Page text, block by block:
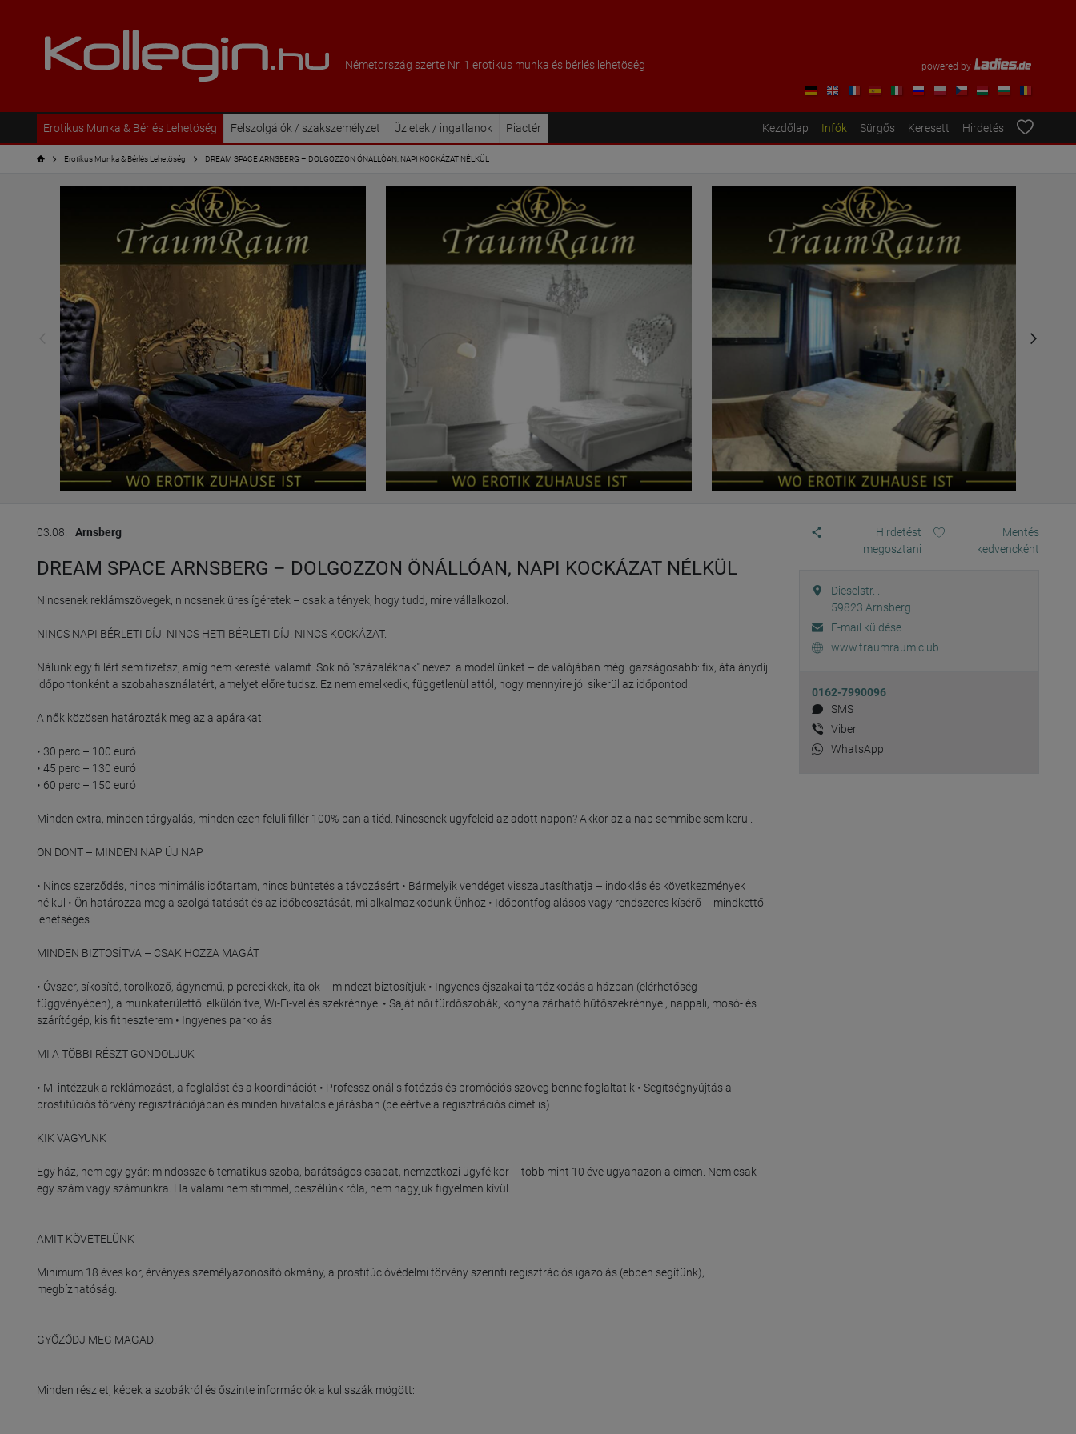
Németország szerte Nr. 1 erotikus munka és bérlés lehetöség powered by
Erotikus Munka & Bérlés Lehetöség Felszolgálók / szakszemélyzet Üzletek / ingatlanok Piactér Kezdőlap Infók Sürgős Keresett Hirdetés
Erotikus Munka & Bérlés Lehetöség DREAM SPACE ARNSBERG – DOLGOZZON ÖNÁLLÓAN, NAPI KOCKÁZAT NÉLKÜL
03.08. Arnsberg
DREAM SPACE ARNSBERG – DOLGOZZON ÖNÁLLÓAN, NAPI KOCKÁZAT NÉLKÜL
Nincsenek reklámszövegek, nincsenek üres ígéretek – csak a tények, hogy tudd, mire vállalkozol.
NINCS NAPI BÉRLETI DÍJ. NINCS HETI BÉRLETI DÍJ. NINCS KOCKÁZAT.
Nálunk egy fillért sem fizetsz, amíg nem kerestél valamit. Sok nő "százaléknak" nevezi a modellünket – de valójában még igazságosabb: fix, átalánydíj
időpontonként a szobahasználatért, amelyet előre tudsz. Ez nem emelkedik, függetlenül attól, hogy mennyire jól sikerül az időpontod.
A nők közösen határozták meg az alapárakat:
• 30 perc – 100 euró
• 45 perc – 130 euró
• 60 perc – 150 euró
Minden extra, minden tárgyalás, minden ezen felüli fillér 100%-ban a tiéd. Nincsenek ügyfeleid az adott napon? Akkor az a nap semmibe sem kerül.
ÖN DÖNT – MINDEN NAP ÚJ NAP
• Nincs szerződés, nincs minimális időtartam, nincs büntetés a távozásért • Bármelyik vendéget visszautasíthatja – indoklás és következmények
nélkül • Ön határozza meg a szolgáltatását és az időbeosztását, mi alkalmazkodunk Önhöz • Időpontfoglalásos vagy rendszeres kísérő – mindkettő
lehetséges
MINDEN BIZTOSÍTVA – CSAK HOZZA MAGÁT
• Óvszer, síkosító, törölköző, ágynemű, piperecikkek, italok – mindezt biztosítjuk • Ingyenes éjszakai tartózkodás a házban (elérhetőség
függvényében), a munkaterülettől elkülönítve, Wi-Fi-vel és szekrénnyel • Saját női fürdőszobák, konyha zárható hűtőszekrénnyel, nappali, mosó- és
szárítógép, kis fitneszterem • Ingyenes parkolás
MI A TÖBBI RÉSZT GONDOLJUK
• Mi intézzük a reklámozást, a foglalást és a koordinációt • Professzionális fotózás és promóciós szöveg benne foglaltatik • Segítségnyújtás a
prostitúciós törvény regisztrációjában és minden hivatalos eljárásban (beleértve a regisztrációs címet is)
KIK VAGYUNK
Egy ház, nem egy gyár: mindössze 6 tematikus szoba, barátságos csapat, nemzetközi ügyfélkör – több mint 10 éve ugyanazon a címen. Nem csak
egy szám vagy számunkra. Ha valami nem stimmel, beszélünk róla, nem hagyjuk figyelmen kívül.
AMIT KÖVETELÜNK
Minimum 18 éves kor, érvényes személyazonosító okmány, a prostitúcióvédelmi törvény szerinti regisztrációs igazolás (ebben segítünk),
megbízhatóság.
GYŐZŐDJ MEG MAGAD!
Minden részlet, képek a szobákról és őszinte információk a kulisszák mögött:
Hirdetést
megosztani
Mentés
kedvencként
Dieselstr. .
59823 Arnsberg
E-mail küldése
www.traumraum.club
0162-7990096
SMS
Viber
WhatsApp